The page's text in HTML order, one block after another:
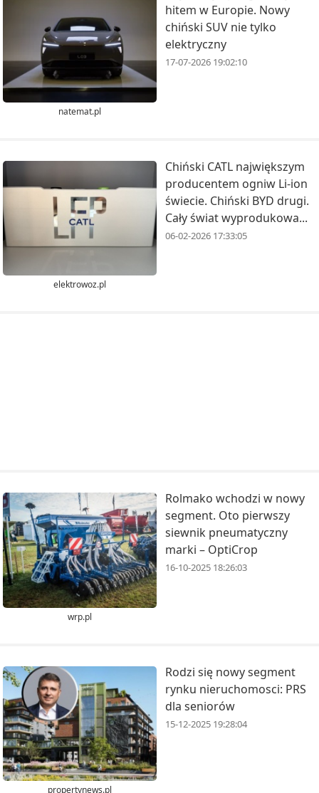
natemat.pl
hitem w Europie. Nowy
chiński SUV nie tylko
elektryczny
17-07-2026 19:02:10
elektrowoz.pl
Chiński CATL największym
producentem ogniw Li-ion
świecie. Chiński BYD drugi.
Cały świat wyprodukowa...
06-02-2026 17:33:05
wrp.pl
Rolmako wchodzi w nowy
segment. Oto pierwszy
siewnik pneumatyczny
marki – OptiCrop
16-10-2025 18:26:03
propertynews.pl
Rodzi się nowy segment
rynku nieruchomosci: PRS
dla seniorów
15-12-2025 19:28:04